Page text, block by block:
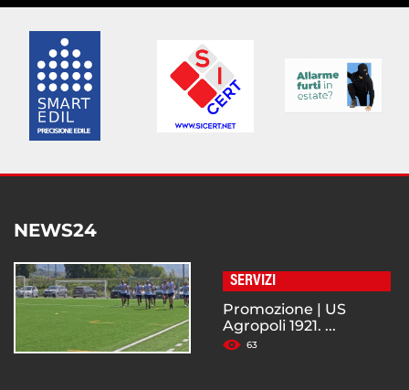
NEWS24
SERVIZI
Promozione | US
Agropoli 1921. ...
63